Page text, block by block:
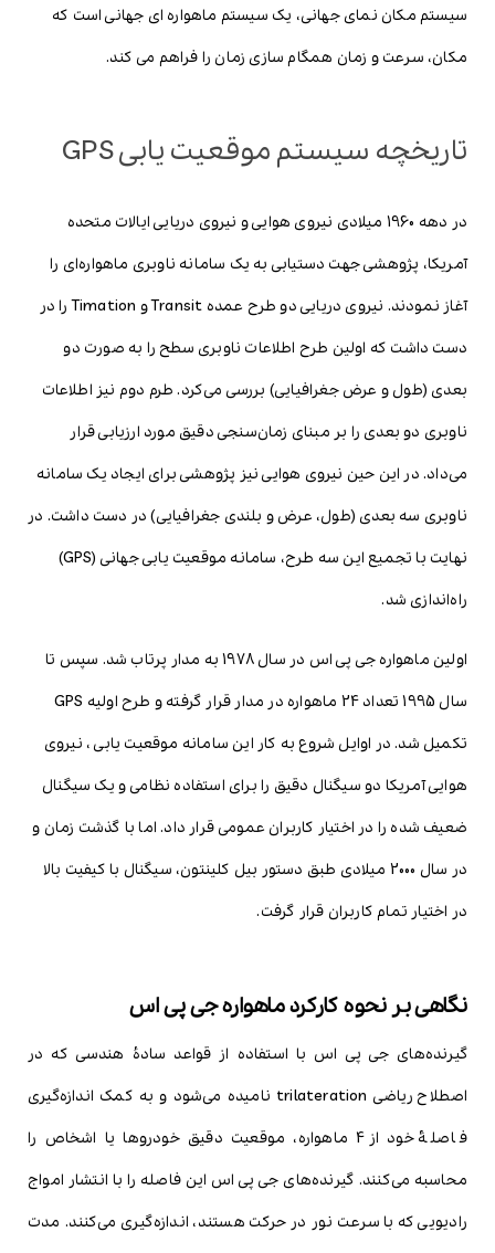
سیستم مکان نمای جهانی، یک سیستم ماهواره ای جهانی است که
مکان، سرعت و زمان همگام سازی زمان را فراهم می کند.
تاریخچه سیستم موقعیت یابی GPS
در دهه 1960 میلادی نیروی هوایی و نیروی دریایی ایالات متحده
آمریکا، پژوهشی جهت دستیابی به یک سامانه ناوبری ماهواره‌ای را
آغاز نمودند. نیروی دریایی دو طرح عمده Transit و Timation را در
دست داشت که اولین طرح اطلاعات ناوبری سطح را به صورت دو
بعدی (طول و عرض جغرافیایی) بررسی می‌کرد. طرم دوم نیز اطلاعات
ناوبری دو بعدی را بر مبنای زمان‌سنجی دقیق مورد ارزیابی قرار
می‌داد. در این حین نیروی هوایی نیز پژوهشی برای ایجاد یک سامانه
ناوبری سه بعدی (طول، عرض و بلندی جغرافیایی) در دست داشت. در
نهایت با تجمیع این سه طرح، سامانه موقعیت یابی جهانی (GPS)
راه‌اندازی شد.
اولین ماهواره جی پی اس در سال 1978 به مدار پرتاب شد. سپس تا
سال 1995 تعداد 24 ماهواره در مدار قرار گرفته و طرح اولیه GPS
تکمیل شد. در اوایل شروع به کار این سامانه موقعیت یابی ، نیروی
هوایی آمریکا دو سیگنال دقیق را برای استفاده نظامی و یک سیگنال
ضعیف شده را در اختیار کاربران عمومی قرار داد. اما با گذشت زمان و
در سال 2000 میلادی طبق دستور بیل کلینتون، سیگنال با کیفیت بالا
در اختیار تمام کاربران قرار گرفت.
نگاهی بر نحوه کارکرد ماهواره جی پی اس
گیرنده‌های جی پی اس با استفاده از قواعد سادۀ هندسی که در
اصطلاح ریاضی trilateration نامیده می‌شود و به کمک اندازه‌گیری
فاصلۀ خود از 4 ماهواره، موقعیت دقیق خودروها یا اشخاص را
محاسبه می‌کنند. گیرنده‌های جی پی اس این فاصله را با انتشار امواج
رادیویی که با سرعت نور در حرکت هستند، اندازه‌گیری می‌کنند. مدت